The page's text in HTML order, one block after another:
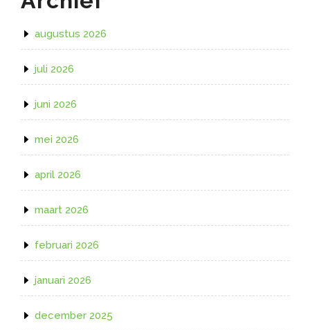
augustus 2026
juli 2026
juni 2026
mei 2026
april 2026
maart 2026
februari 2026
januari 2026
december 2025